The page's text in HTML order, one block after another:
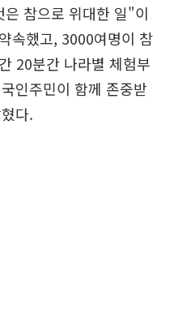
참으로 위대한 일"이
속했고, 3000여명이 참
20분간 나라별 체험부
인주민이 함께 존중받
다.